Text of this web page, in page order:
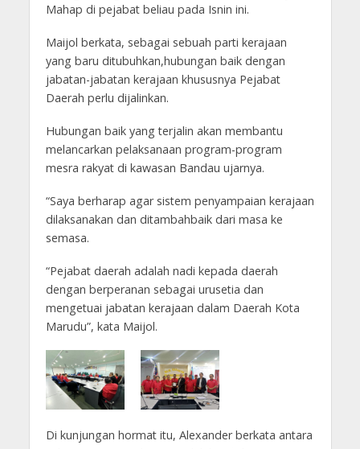
Mahap di pejabat beliau pada Isnin ini.
Maijol berkata, sebagai sebuah parti kerajaan
yang baru ditubuhkan,hubungan baik dengan
jabatan-jabatan kerajaan khususnya Pejabat
Daerah perlu dijalinkan.
Hubungan baik yang terjalin akan membantu
melancarkan pelaksanaan program-program
mesra rakyat di kawasan Bandau ujarnya.
“Saya berharap agar sistem penyampaian kerajaan
dilaksanakan dan ditambahbaik dari masa ke
semasa.
“Pejabat daerah adalah nadi kepada daerah
dengan berperanan sebagai urusetia dan
mengetuai jabatan kerajaan dalam Daerah Kota
Marudu”, kata Maijol.
Di kunjungan hormat itu, Alexander berkata antara